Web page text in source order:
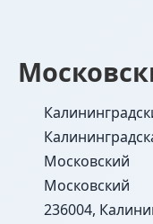
Московский
Московский
236004,